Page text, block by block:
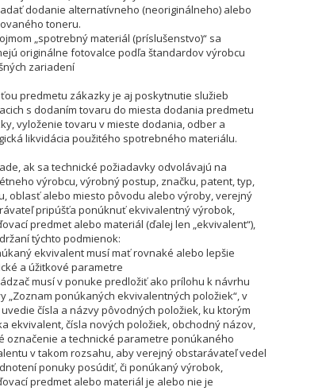
dodanie alternatívneho (neoriginálneho) alebo
toneru.
„spotrebný materiál (príslušenstvo)“ sa
originálne fotovalce podľa štandardov výrobcu
zariadení
predmetu zákazky je aj poskytnutie služieb
s dodaním tovaru do miesta dodania predmetu
vyloženie tovaru v mieste dodania, odber a
likvidácia použitého spotrebného materiálu.
ak sa technické požiadavky odvolávajú na
výrobcu, výrobný postup, značku, patent, typ,
oblasť alebo miesto pôvodu alebo výroby, verejný
pripúšťa ponúknuť ekvivalentný výrobok,
predmet alebo materiál (ďalej len „ekvivalent“),
týchto podmienok:
ekvivalent musí mať rovnaké alebo lepšie
a úžitkové parametre
musí v ponuke predložiť ako prílohu k návrhu
„Zoznam ponúkaných ekvivalentných položiek“, v
čísla a názvy pôvodných položiek, ku ktorým
ekvivalent, čísla nových položiek, obchodný názov,
označenie a technické parametre ponúkaného
v takom rozsahu, aby verejný obstarávateľ vedel
ponuky posúdiť, či ponúkaný výrobok,
predmet alebo materiál je alebo nie je